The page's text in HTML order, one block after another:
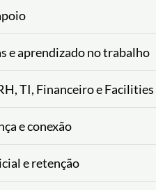
e aprendizado no trabalho
TI, Financeiro e Facilities
e conexão
e retenção